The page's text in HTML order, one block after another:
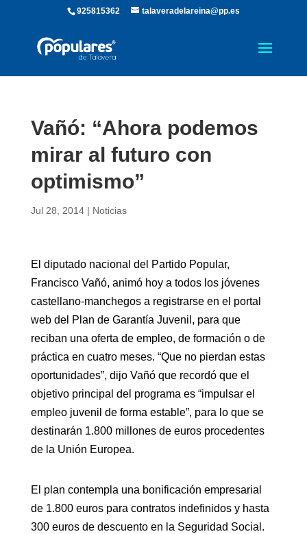
925815362 talaveradelareina@pp.es
Vañó: “Ahora podemos
mirar al futuro con
optimismo”
Jul 28, 2014| Noticias
El diputado nacional del Partido Popular,
Francisco Vañó, animó hoy a todos los jóvenes
castellano-manchegos a registrarse en el portal
web del Plan de Garantía Juvenil, para que
reciban una oferta de empleo, de formación o de
práctica en cuatro meses. “Que no pierdan estas
oportunidades”, dijo Vañó que recordó que el
objetivo principal del programa es “impulsar el
empleo juvenil de forma estable”, para lo que se
destinarán 1.800 millones de euros procedentes
de la Unión Europea.
El plan contempla una bonificación empresarial
de 1.800 euros para contratos indefinidos y hasta
300 euros de descuento en la Seguridad Social.